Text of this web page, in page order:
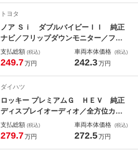
ＵＳＢ
トヨタ
ノア Ｓｉ ダブルバイビーＩＩ 純正
ナビ／フリップダウンモニター／フル
セグＴＶ／バックカメラ／衝突軽減ブ
レーキ／レーンキープアシスト／オー
Ｃ／Ｂｌｕｅｔｏｏｔｈ
支払総額 (税込)
249.7万円
車両本体価格 (税込)
242.3万円
ダイハツ
ロッキー プレミアムＧ ＨＥＶ 純正
ディスプレイオーディオ／全方位カメ
ラ／シーケンシャルウインカー／ＨＤ
ＭＩ／ＵＳＢ／フルセグ／Ｂｌｕｅｔ
支払総額 (税込)
279.7万円
車両本体価格 (税込)
272.5万円